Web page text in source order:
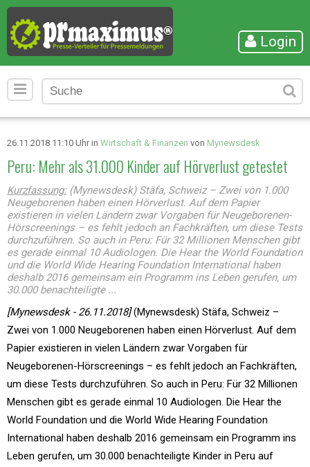
Login
26.11.2018 11:10 Uhr in Wirtschaft & Finanzen von Mynewsdesk
Peru: Mehr als 31.000 Kinder auf Hörverlust getestet
Kurzfassung:(Mynewsdesk) Stäfa, Schweiz – Zwei von 1.000
Neugeborenen haben einen Hörverlust. Auf dem Papier
existieren in vielen Ländern zwar Vorgaben für Neugeborenen-
Hörscreenings – es fehlt jedoch an Fachkräften, um diese Tests
durchzuführen. So auch in Peru: Für 32 Millionen Menschen gibt
es gerade einmal 10 Audiologen. Die Hear the World Foundation
und die World Wide Hearing Foundation International haben
deshalb 2016 gemeinsam ein Programm ins Leben gerufen, um
30.000 benachteiligte ...
[Mynewsdesk - 26.11.2018](Mynewsdesk) Stäfa, Schweiz –
Zwei von 1.000 Neugeborenen haben einen Hörverlust. Auf dem
Papier existieren in vielen Ländern zwar Vorgaben für
Neugeborenen-Hörscreenings – es fehlt jedoch an Fachkräften,
um diese Tests durchzuführen. So auch in Peru: Für 32 Millionen
Menschen gibt es gerade einmal 10 Audiologen. Die Hear the
World Foundation und die World Wide Hearing Foundation
International haben deshalb 2016 gemeinsam ein Programm ins
Leben gerufen, um 30.000 benachteiligte Kinder in Peru auf